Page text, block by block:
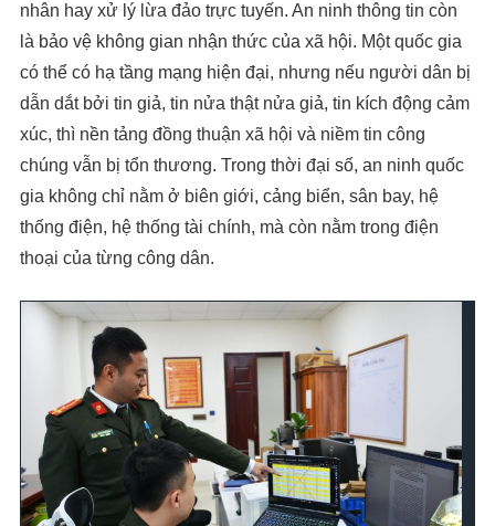
nhân hay xử lý lừa đảo trực tuyến. An ninh thông tin còn
là bảo vệ không gian nhận thức của xã hội. Một quốc gia
có thể có hạ tầng mạng hiện đại, nhưng nếu người dân bị
dẫn dắt bởi tin giả, tin nửa thật nửa giả, tin kích động cảm
xúc, thì nền tảng đồng thuận xã hội và niềm tin công
chúng vẫn bị tổn thương. Trong thời đại số, an ninh quốc
gia không chỉ nằm ở biên giới, cảng biển, sân bay, hệ
thống điện, hệ thống tài chính, mà còn nằm trong điện
thoại của từng công dân.